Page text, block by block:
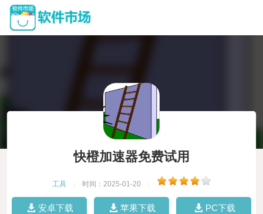
快橙加速器免费试用
工具 时间：2025-01-20
安卓下载 苹果下载 PC下载